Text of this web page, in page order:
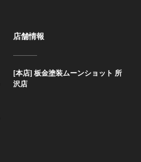
店舗情報
[本店] 板金塗装ムーンショット 所
沢店